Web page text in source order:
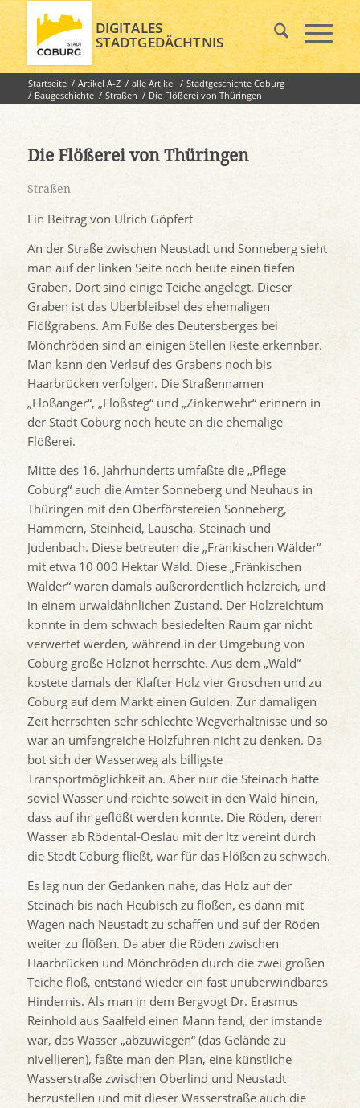
DIGITALES
STADTGEDÄCHTNIS
Startseite / Artikel A-Z / alle Artikel / Stadtgeschichte Coburg
/ Baugeschichte / Straßen / Die Flößerei von Thüringen
Die Flößerei von Thüringen
Straßen
Ein Beitrag von Ulrich Göpfert
An der Straße zwischen Neustadt und Sonneberg sieht
man auf der linken Seite noch heute einen tiefen
Graben. Dort sind einige Teiche angelegt. Dieser
Graben ist das Überbleibsel des ehemaligen
Flößgrabens. Am Fuße des Deutersberges bei
Mönchröden sind an einigen Stellen Reste erkennbar.
Man kann den Verlauf des Grabens noch bis
Haarbrücken verfolgen. Die Straßennamen
„Floßanger“, „Floßsteg“ und „Zinkenwehr“ erinnern in
der Stadt Coburg noch heute an die ehemalige
Flößerei.
Mitte des 16. Jahrhunderts umfaßte die „Pflege
Coburg“ auch die Ämter Sonneberg und Neuhaus in
Thüringen mit den Oberförstereien Sonneberg,
Hämmern, Steinheid, Lauscha, Steinach und
Judenbach. Diese betreuten die „Fränkischen Wälder“
mit etwa 10 000 Hektar Wald. Diese „Fränkischen
Wälder“ waren damals außerordentlich holzreich, und
in einem urwaldähnlichen Zustand. Der Holzreichtum
konnte in dem schwach besiedelten Raum gar nicht
verwertet werden, während in der Umgebung von
Coburg große Holznot herrschte. Aus dem „Wald“
kostete damals der Klafter Holz vier Groschen und zu
Coburg auf dem Markt einen Gulden. Zur damaligen
Zeit herrschten sehr schlechte Wegverhältnisse und so
war an umfangreiche Holzfuhren nicht zu denken. Da
bot sich der Wasserweg als billigste
Transportmöglichkeit an. Aber nur die Steinach hatte
soviel Wasser und reichte soweit in den Wald hinein,
dass auf ihr geflößt werden konnte. Die Röden, deren
Wasser ab Rödental-Oeslau mit der Itz vereint durch
die Stadt Coburg fließt, war für das Flößen zu schwach.
Es lag nun der Gedanken nahe, das Holz auf der
Steinach bis nach Heubisch zu flößen, es dann mit
Wagen nach Neustadt zu schaffen und auf der Röden
weiter zu flößen. Da aber die Röden zwischen
Haarbrücken und Mönchröden durch die zwei großen
Teiche floß, entstand wieder ein fast unüberwindbares
Hindernis. Als man in dem Bergvogt Dr. Erasmus
Reinhold aus Saalfeld einen Mann fand, der imstande
war, das Wasser „abzuwiegen“ (das Gelände zu
nivellieren), faßte man den Plan, eine künstliche
Wasserstraße zwischen Oberlind und Neustadt
herzustellen und mit dieser Wasserstraße auch die